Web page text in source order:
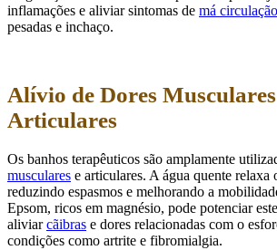
inflamações e aliviar sintomas de má circulação
pesadas e inchaço.
Alívio de Dores
Articulares
Os banhos terapêuticos são amplamente
musculares e articulares. A água quente relaxa
reduzindo espasmos e melhorando a
Epsom, ricos em magnésio, pode potenciar
aliviarcãibras e dores relacionadas com o
condições como artrite e fibromialgia.